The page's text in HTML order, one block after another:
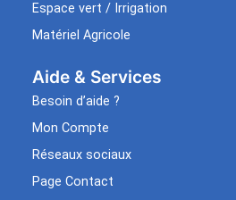
Espace vert / Irrigation
Matériel Agricole
Aide & Services​
Besoin d’aide ?
Mon Compte
Réseaux sociaux
Page Contact